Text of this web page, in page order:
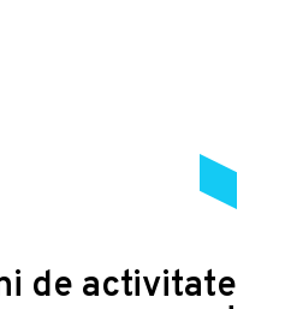
de activitate